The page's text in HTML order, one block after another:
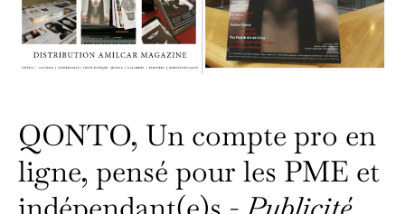
QONTO, Un compte pro en
ligne, pensé pour les PME et